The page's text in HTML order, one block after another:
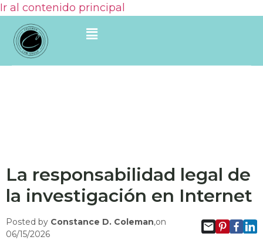
Ir al contenido principal
La responsabilidad legal de
la investigación en Internet
Posted by Constance D. Coleman,on
06/15/2026